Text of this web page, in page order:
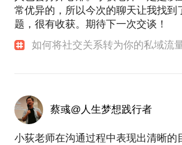
常优异的，所以今次的聊天让我找到
题，很有收获。期待下一次交谈！
如何将社交关系转为你的私域流
蔡彧@人生梦想践行者
小荻老师在沟通过程中表现出清晰的